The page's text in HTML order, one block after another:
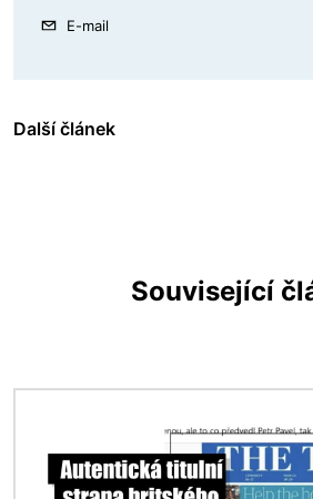
E-mail
Další článek
Související